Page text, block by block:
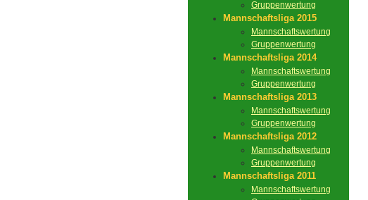
Gruppenwertung
Mannschaftsliga 2015
Mannschaftswertung
Gruppenwertung
Mannschaftsliga 2014
Mannschaftswertung
Gruppenwertung
Mannschaftsliga 2013
Mannschaftswertung
Gruppenwertung
Mannschaftsliga 2012
Mannschaftswertung
Gruppenwertung
Mannschaftsliga 2011
Mannschaftswertung